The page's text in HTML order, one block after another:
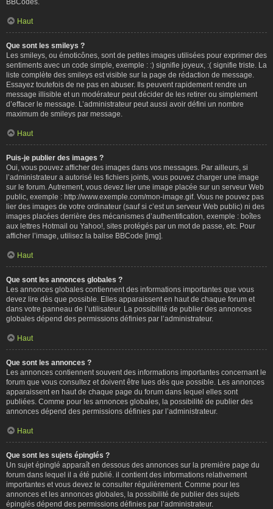
Haut
Que sont les smileys ?
Les smileys, ou émoticônes, sont de petites images utilisées pour exprimer des
sentiments avec un code simple, exemple : :) signifie joyeux, :( signifie triste. La
liste complète des smileys est visible sur la page de rédaction de message.
Essayez toutefois de ne pas en abuser. Ils peuvent rapidement rendre un
message illisible et un modérateur peut décider de les retirer ou simplement
d’effacer le message. L’administrateur peut aussi avoir défini un nombre
maximum de smileys par message.
Haut
Puis-je publier des images ?
Oui, vous pouvez afficher des images dans vos messages. Par ailleurs, si
l’administrateur a autorisé les fichiers joints, vous pouvez charger une image
sur le forum. Autrement, vous devez lier une image placée sur un serveur Web
public, exemple : http://www.exemple.com/mon-image.gif. Vous ne pouvez pas
lier des images de votre ordinateur (sauf si c’est un serveur Web public) ni des
images placées derrière des mécanismes d’authentification, exemple : boîtes
aux lettres Hotmail ou Yahoo!, sites protégés par un mot de passe, etc. Pour
afficher l’image, utilisez la balise BBCode [img].
Haut
Que sont les annonces globales ?
Les annonces globales contiennent des informations importantes que vous
devez lire dès que possible. Elles apparaissent en haut de chaque forum et
dans votre panneau de l’utilisateur. La possibilité de publier des annonces
globales dépend des permissions définies par l’administrateur.
Haut
Que sont les annonces ?
Les annonces contiennent souvent des informations importantes concernant le
forum que vous consultez et doivent être lues dès que possible. Les annonces
apparaissent en haut de chaque page du forum dans lequel elles sont
publiées. Comme pour les annonces globales, la possibilité de publier des
annonces dépend des permissions définies par l’administrateur.
Haut
Que sont les sujets épinglés ?
Un sujet épinglé apparaît en dessous des annonces sur la première page du
forum dans lequel il a été publié. il contient des informations relativement
importantes et vous devez le consulter régulièrement. Comme pour les
annonces et les annonces globales, la possibilité de publier des sujets
épinglés dépend des permissions définies par l’administrateur.